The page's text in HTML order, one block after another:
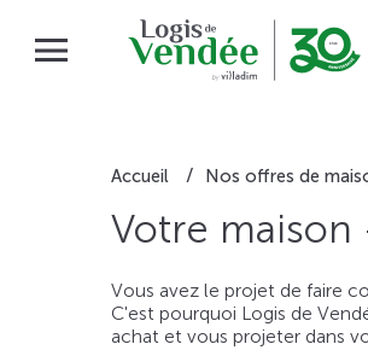
Accueil Nos offres de
Votre maison
Vous avez le projet de faire
C'est pourquoi Logis de
achat et vous projeter dans